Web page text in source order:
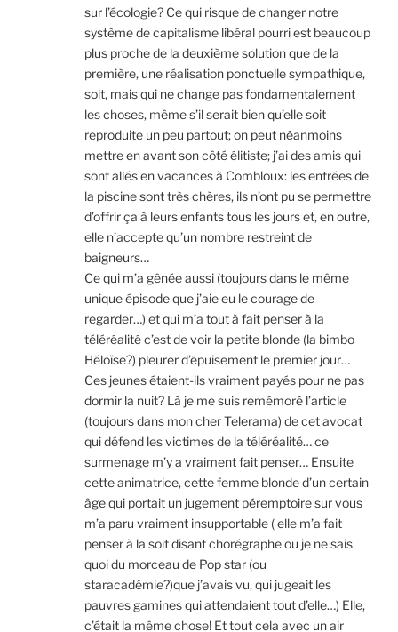
sur l’écologie? Ce qui risque de changer notre
système de capitalisme libéral pourri est beaucoup
plus proche de la deuxième solution que de la
première, une réalisation ponctuelle sympathique,
soit, mais qui ne change pas fondamentalement
les choses, même s’il serait bien qu’elle soit
reproduite un peu partout; on peut néanmoins
mettre en avant son côté élitiste; j’ai des amis qui
sont allés en vacances à Combloux: les entrées de
la piscine sont très chères, ils n’ont pu se permettre
d’offrir ça à leurs enfants tous les jours et, en outre,
elle n’accepte qu’un nombre restreint de
baigneurs…
Ce qui m’a gênée aussi (toujours dans le même
unique épisode que j’aie eu le courage de
regarder…) et qui m’a tout à fait penser à la
téléréalité c’est de voir la petite blonde (la bimbo
Héloïse?) pleurer d’épuisement le premier jour…
Ces jeunes étaient-ils vraiment payés pour ne pas
dormir la nuit? Là je me suis remémoré l’article
(toujours dans mon cher Telerama) de cet avocat
qui défend les victimes de la téléréalité… ce
surmenage m’y a vraiment fait penser… Ensuite
cette animatrice, cette femme blonde d’un certain
âge qui portait un jugement péremptoire sur vous
m’a paru vraiment insupportable ( elle m’a fait
penser à la soit disant chorégraphe ou je ne sais
quoi du morceau de Pop star (ou
staracadémie?)que j’avais vu, qui jugeait les
pauvres gamines qui attendaient tout d’elle…) Elle,
c’était la même chose! Et tout cela avec un air